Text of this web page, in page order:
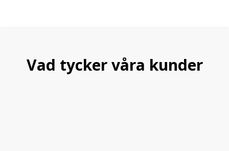
Vad tycker våra kunder